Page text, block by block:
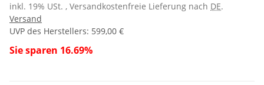
inkl. 19% USt. , Versandkostenfreie Lieferung nach DE.
Versand
UVP des Herstellers: 599,00 €
Sie sparen 16.69%